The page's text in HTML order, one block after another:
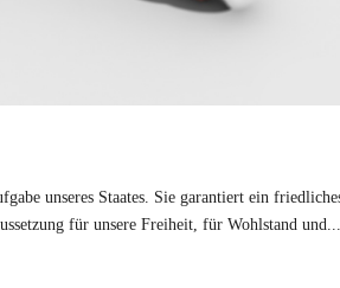
unseres Staates. Sie garantiert ein
für unsere Freiheit, für Wohlstand